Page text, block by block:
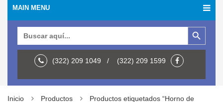
MAIN MENU
Botón de búsqueda
(322) 209 1049 / (322) 209 1599
Inicio Productos
Productos etiquetados “Horno de